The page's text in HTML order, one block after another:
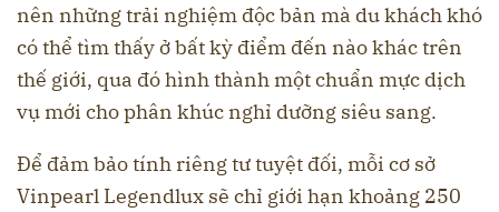
nên những trải nghiệm độc bản mà du khách khó
có thể tìm thấy ở bất kỳ điểm đến nào khác trên
thế giới, qua đó hình thành một chuẩn mực dịch
vụ mới cho phân khúc nghỉ dưỡng siêu sang.
Để đảm bảo tính riêng tư tuyệt đối, mỗi cơ sở
Vinpearl Legendlux sẽ chỉ giới hạn khoảng 250